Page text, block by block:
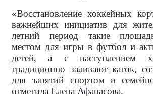
«Восстановление хоккейных
важнейших инициатив для
летний период такие
местом для игры в футбол и
детей, а с наступлением
традиционно заливают каток,
для занятий спортом и
отметила Елена Афанасова.